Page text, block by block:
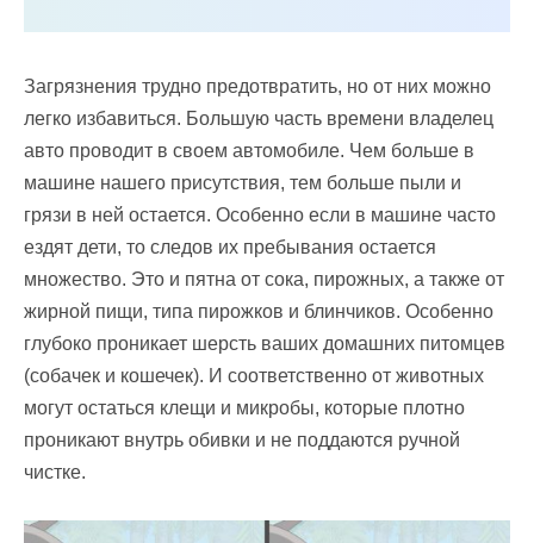
Загрязнения трудно предотвратить, но от них можно
легко избавиться. Большую часть времени владелец
авто проводит в своем автомобиле. Чем больше в
машине нашего присутствия, тем больше пыли и
грязи в ней остается. Особенно если в машине часто
ездят дети, то следов их пребывания остается
множество. Это и пятна от сока, пирожных, а также от
жирной пищи, типа пирожков и блинчиков. Особенно
глубоко проникает шерсть ваших домашних питомцев
(собачек и кошечек). И соответственно от животных
могут остаться клещи и микробы, которые плотно
проникают внутрь обивки и не поддаются ручной
чистке.